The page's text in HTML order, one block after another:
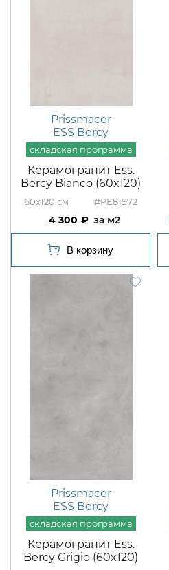
Prissmacer
ESS Bercy
Керамогранит Ess.
Bercy Bianco (60x120)
60x120 #PE81972
4 300 м2
Prissmacer
ESS Bercy
Керамогранит Ess.
Bercy Grigio (60x120)